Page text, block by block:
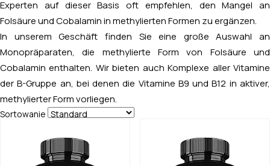
Experten auf dieser Basis oft empfehlen, den Mangel an
Folsäure und Cobalamin in methylierten Formen zu ergänzen.
In unserem Geschäft finden Sie eine große Auswahl an
Monopräparaten, die methylierte Form von Folsäure und
Cobalamin enthalten. Wir bieten auch Komplexe aller Vitamine
der B-Gruppe an, bei denen die Vitamine B9 und B12 in aktiver,
methylierter Form vorliegen.
Sortowanie